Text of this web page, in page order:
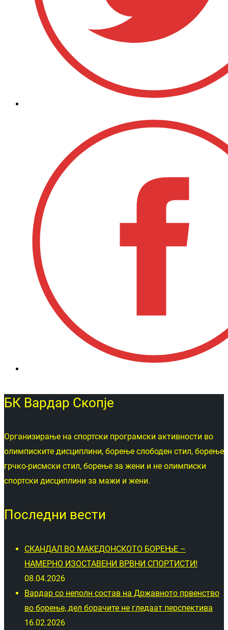
БК Вардар Скопје
Организирање на спортски програмски активности во
олимписките дисциплини, борење слободен стил, борење
грчко-рисмски стил, борење за жени и не олимписки
спортски дисциплини за мажи и жени.
Последни вести
СКАНДАЛ ВО МАКЕДОНСКОТО БОРЕЊЕ –
НАМЕРНО ИЗОСТАВЕНИ ВРВНИ СПОРТИСТИ!
08.04.2026
Вардар со неполн состав на Државното првенство
во борење, дел борачите не гледаат перспектива
16.02.2026